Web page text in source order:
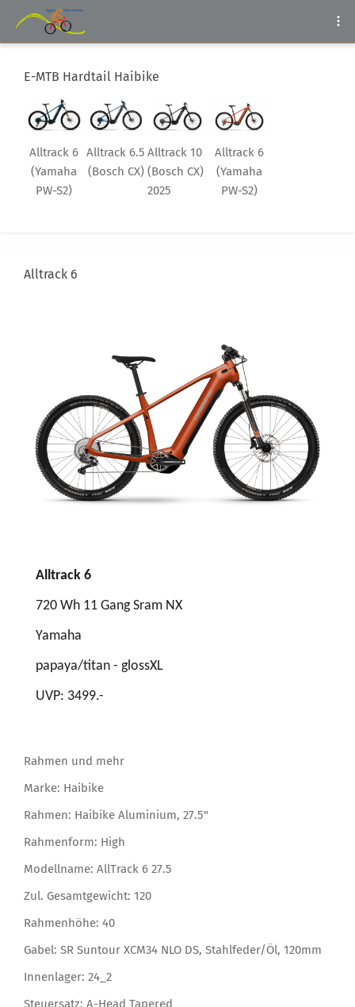
E-MTB Hardtail Haibike
Alltrack 6
(Yamaha
PW-S2)
Alltrack 6.5
(Bosch CX)
Alltrack 10
(Bosch CX)
2025
Alltrack 6
(Yamaha
PW-S2)
Alltrack 6
Alltrack 6
720 Wh 11 GangSram NX
Yamaha
papaya/titan - glossXL
UVP: 3499.-
Rahmen und mehr
Marke: Haibike
Rahmen: Haibike Aluminium, 27.5"
Rahmenform: High
Modellname: AllTrack 6 27.5
Zul. Gesamtgewicht: 120
Rahmenhöhe: 40
Gabel: SR Suntour XCM34 NLO DS, Stahlfeder/Öl, 120mm
Innenlager: 24_2
Steuersatz: A-Head Tapered